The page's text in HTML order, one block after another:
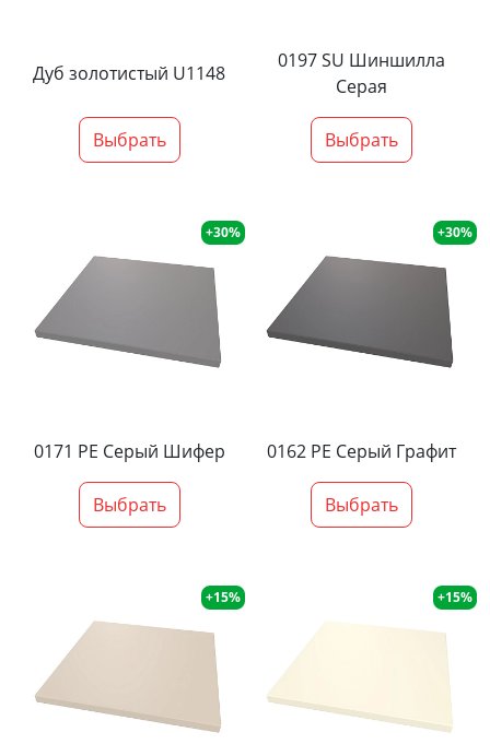
Дуб золотистый U1148
Выбрать
0197 SU Шиншилла
Серая
Выбрать
+30%
0171 PE Серый Шифер
Выбрать
+30%
0162 PE Серый Графит
Выбрать
+15% +15%